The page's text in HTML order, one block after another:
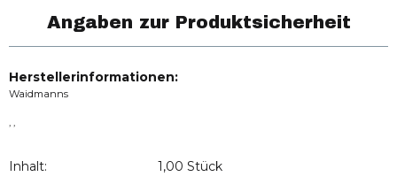
Angaben zur Produktsicherheit
Herstellerinformationen:
Waidmanns
, ,
Inhalt: 1,00 Stück